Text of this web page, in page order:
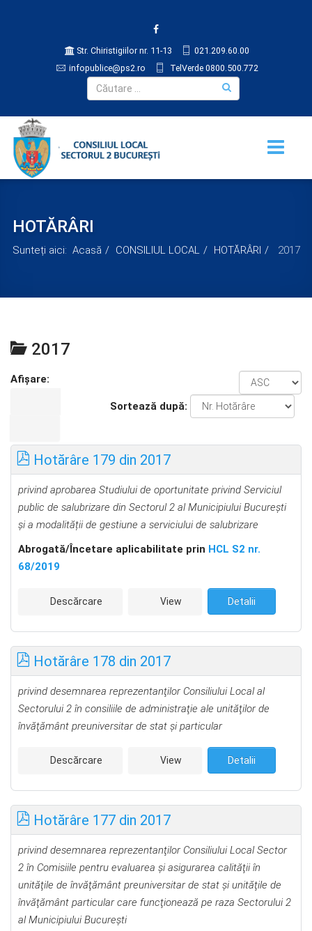
Str. Chiristigiilor nr. 11-13
021.209.60.00
infopublice@ps2.ro
TelVerde 0800.500.772
HOTĂRÂRI
Sunteți aici: Acasă CONSILIUL LOCAL HOTĂRÂRI 2017
2017
Afișare:
Sortează după:
Hotărâre 179 din 2017
privind aprobarea Studiului de oportunitate privind Serviciul
public de salubrizare din Sectorul 2 al Municipiului București
și a modalității de gestiune a serviciului de salubrizare
Abrogată/Încetare aplicabilitate prin HCL S2 nr.
68/2019
Descărcare View Detalii
Hotărâre 178 din 2017
privind desemnarea reprezentanţilor Consiliului Local al
Sectorului 2 în consiliile de administraţie ale unităţilor de
învăţământ preuniversitar de stat şi particular
Descărcare View Detalii
Hotărâre 177 din 2017
privind desemnarea reprezentanţilor Consiliului Local Sector
2 în Comisiile pentru evaluarea şi asigurarea calităţii în
unităţile de învăţământ preuniversitar de stat şi unităţile de
învăţământ particular care funcţionează pe raza Sectorului 2
al Municipiului Bucureşti